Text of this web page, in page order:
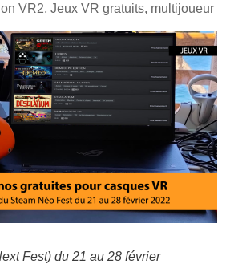
VR2,Jeux VR gratuits, multijoueur
Fest) du 21 au 28 février